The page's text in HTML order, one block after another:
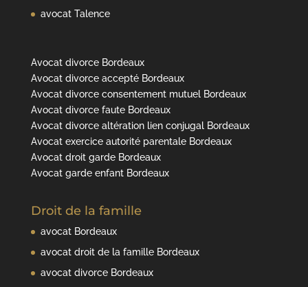
avocat Talence
Avocat divorce Bordeaux
Avocat divorce accepté Bordeaux
Avocat divorce consentement mutuel Bordeaux
Avocat divorce faute Bordeaux
Avocat divorce altération lien conjugal Bordeaux
Avocat exercice autorité parentale Bordeaux
Avocat droit garde Bordeaux
Avocat garde enfant Bordeaux
Droit de la famille
avocat Bordeaux
avocat droit de la famille Bordeaux
avocat divorce Bordeaux